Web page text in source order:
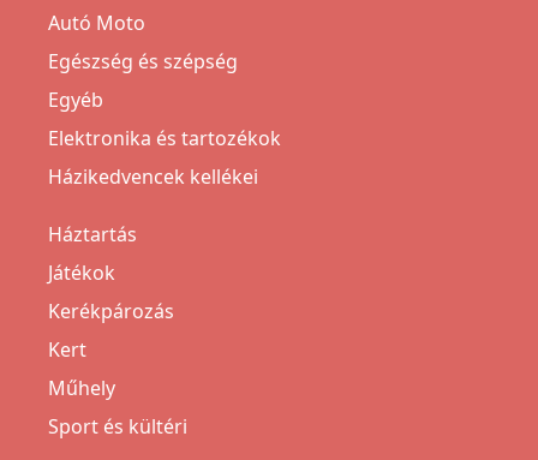
Autó Moto
Egészség és szépség
Egyéb
Elektronika és tartozékok
Házikedvencek kellékei
Háztartás
Játékok
Kerékpározás
Kert
Műhely
Sport és kültéri